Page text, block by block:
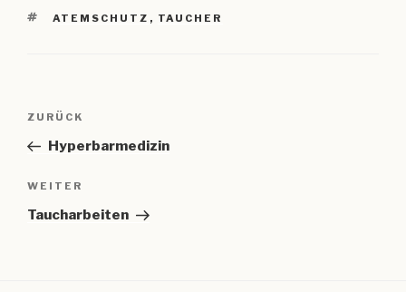
SCHLAGWÖRTER
ATEMSCHUTZ , TAUCHER
Beitragsnavigation
Vorheriger
Beitrag
ZURÜCK
Hyperbarmedizin
Nächster
Beitrag
WEITER
Taucharbeiten